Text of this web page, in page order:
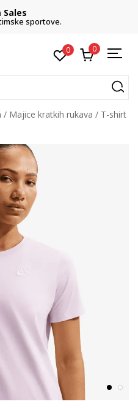
Sales
sportove.
0 0
Majice kratkih rukava
T-shirt